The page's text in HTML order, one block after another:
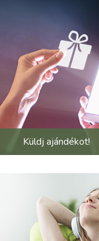
Küldj ajándékot!